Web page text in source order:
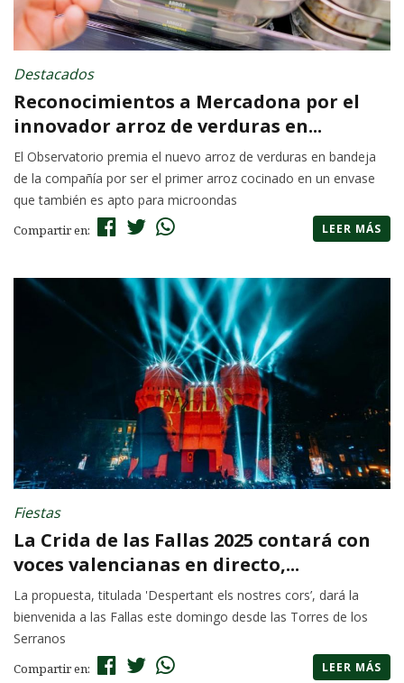
Destacados
Reconocimientos a Mercadona por el
innovador arroz de verduras en...
El Observatorio premia el nuevo arroz de verduras en bandeja
de la compañía por ser el primer arroz cocinado en un envase
que también es apto para microondas
Compartir en: LEER MÁS
Fiestas
La Crida de las Fallas 2025 contará con
voces valencianas en directo,...
La propuesta, titulada 'Despertant els nostres cors’, dará la
bienvenida a las Fallas este domingo desde las Torres de los
Serranos
Compartir en: LEER MÁS